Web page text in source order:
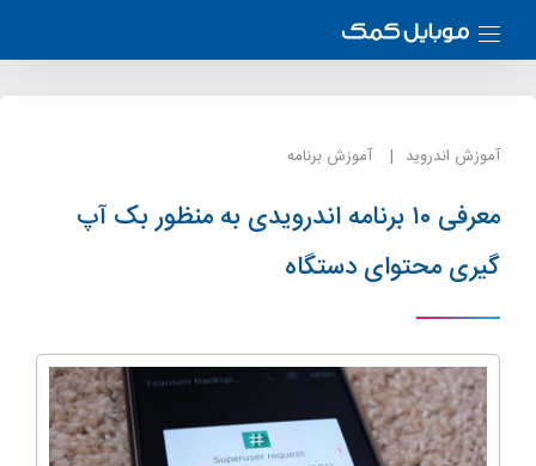
آموزش اندروید آموزش برنامه
معرفی ۱۰ برنامه اندرویدی به منظور بک آپ
گیری محتوای دستگاه